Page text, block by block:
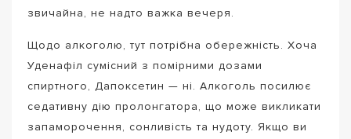
звичайна, не надто важка вечеря.
Щодо алкоголю, тут потрібна обережність. Хоча
Уденафіл сумісний з помірними дозами
спиртного, Дапоксетин — ні. Алкоголь посилює
седативну дію пролонгатора, що може викликати
запаморочення, сонливість та нудоту. Якщо ви